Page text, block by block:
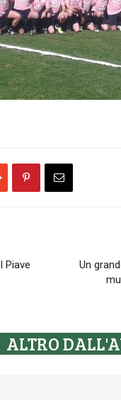
Piave
Un
ALTRO